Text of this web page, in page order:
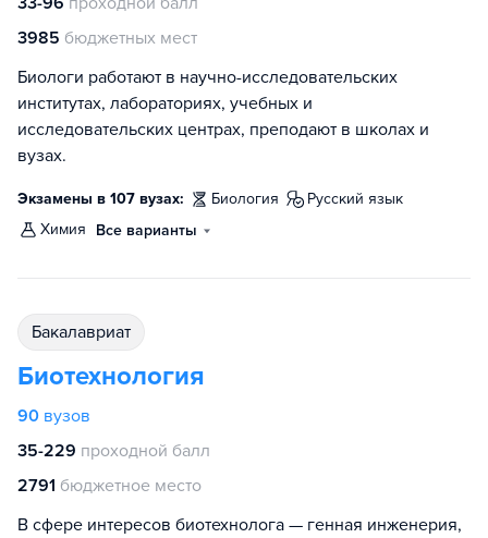
3985 бюджетных мест
Биологи работают в научно-исследовательских
институтах, лабораториях, учебных и
исследовательских центрах, преподают в школах и
вузах.
Экзамены в 107 вузах: биология
русский язык
химия
Все варианты
бакалавриат
Биотехнология
90 вузов
35-229 проходной балл
2791 бюджетное место
В сфере интересов биотехнолога — генная инженерия,